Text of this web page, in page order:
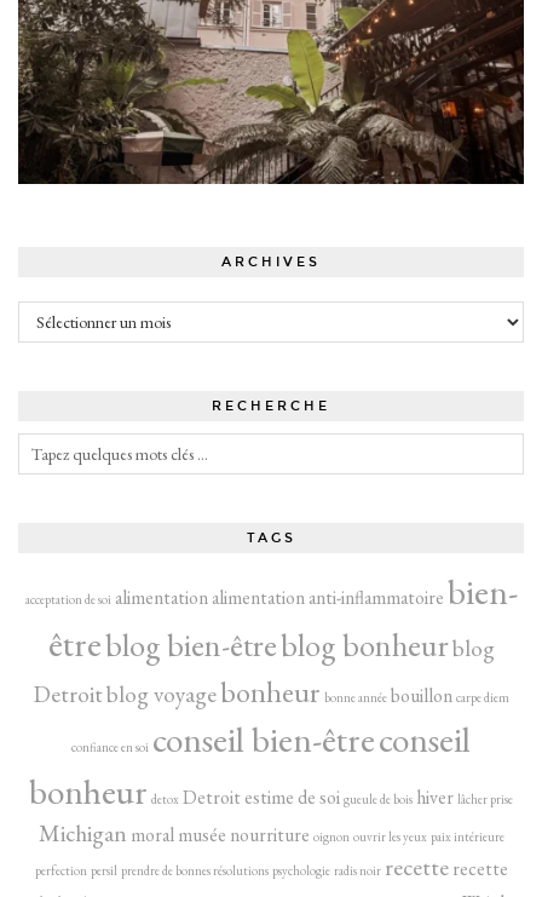
ARCHIVES
Archives
RECHERCHE
TAGS
acceptation de soi alimentation alimentation anti-inflammatoirebien-
êtreblog bien-êtreblog bonheurblog
Detroitblog voyagebonheur bonne année bouillon carpe diem
confiance en soi conseil bien-êtreconseil
bonheur detox Detroitestime de soi gueule de bois hiver lâcher prise
Michigan moral musée nourriture oignon ouvrir les yeux paix intérieure
perfection persil prendre de bonnes résolutions psychologie radis noir recette recette